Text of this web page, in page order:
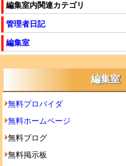
編集室内関連カテゴリ
管理者日記
編集室
編集室
無料プロバイダ
無料ホームページ
無料ブログ
無料掲示板